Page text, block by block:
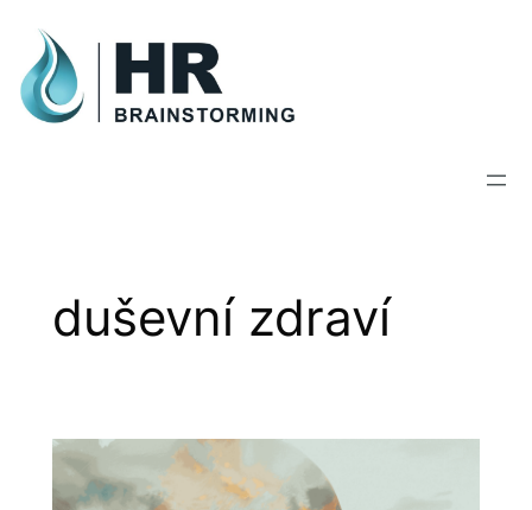
Skip
content
duševní zdraví